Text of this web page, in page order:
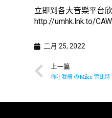
立即到各大音樂平台
http://umhk.lnk.to/
二月 25, 2022
上一篇
你吐我槽 のMike 曾比特